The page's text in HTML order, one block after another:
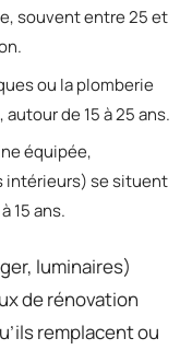
souvent entre 25 et
ou la plomberie
de 15 à 25 ans.
équipée,
intérieurs) se situent
15 ans.
luminaires)
de rénovation
remplacent ou